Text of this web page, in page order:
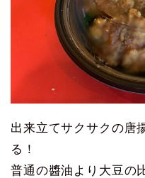
出来立てサクサクの唐
る！
普通の醬油より大豆の